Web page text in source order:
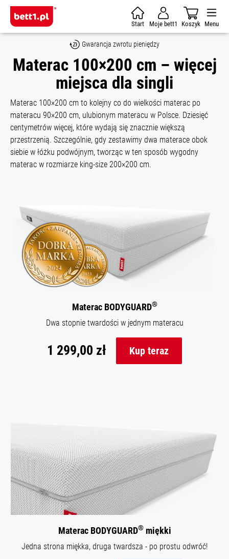
Skip to main content
Start Moje bett1 Koszyk Menu
Gwarancja zwrotu pieniędzy
Materac 100×200 cm – więcej
miejsca dla singli
Materac 100×200 cm to kolejny co do wielkości materac po
materacu 90×200 cm, ulubionym materacu w Polsce. Dziesięć
centymetrów więcej, które wydają się znacznie większą
przestrzenią. Szczególnie, gdy zestawimy dwa materace obok
siebie w łóżku podwójnym, tworząc w ten sposób wygodny
materac w rozmiarze king-size 200×200 cm.
Materac BODYGUARD®
Dwa stopnie twardości w jednym materacu
1 299,00 zł Kup teraz
Materac BODYGUARD®miękki
Jedna strona miękka, druga twardsza - po prostu odwróć!